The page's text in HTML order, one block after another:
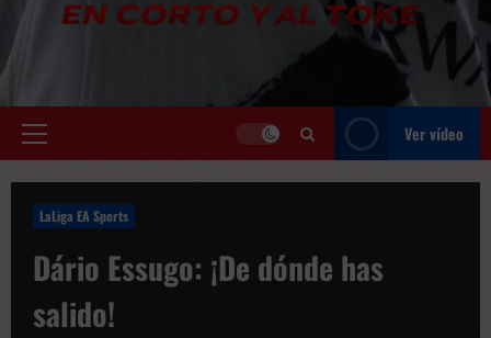
Menú
Ver vídeo
LaLiga EA Sports
Dário Essugo: ¡De dónde has
salido!